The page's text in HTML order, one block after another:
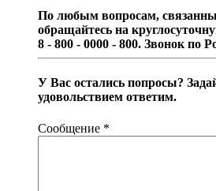
По любым вопросам,
обращайтесь на
8 - 800 - 0000 - 800. Звонок по
У Вас остались попросы?
удовольствием ответим.
Сообщение *